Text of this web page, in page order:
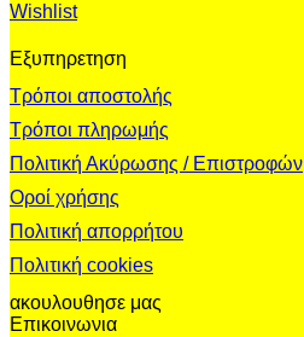
Wishlist
Εξυπηρετηση
Τρόποι αποστολής
Τρόποι πληρωμής
Πολιτική Ακύρωσης / Επιστροφών
Οροί χρήσης
Πολιτική απορρήτου
Πολιτική cookies
ακουλουθησε μας
Επικοινωνια